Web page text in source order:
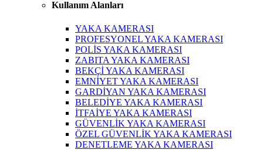
Kullanım Alanları
YAKA KAMERASI
PROFESYONEL YAKA KAMERASI
POLİS YAKA KAMERASI
ZABITA YAKA KAMERASI
BEKÇİ YAKA KAMERASI
EMNİYET YAKA KAMERASI
GARDİYAN YAKA KAMERASI
BELEDİYE YAKA KAMERASI
İTFAİYE YAKA KAMERASI
GÜVENLİK YAKA KAMERASI
ÖZEL GÜVENLİK YAKA KAMERASI
DENETLEME YAKA KAMERASI